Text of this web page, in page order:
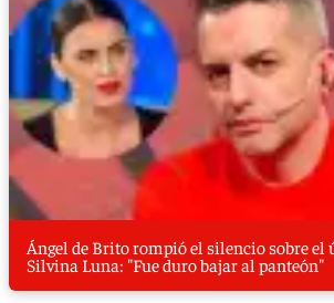
Ángel de Brito rompió el silencio sobre el
Silvina Luna: "Fue duro bajar al panteón"